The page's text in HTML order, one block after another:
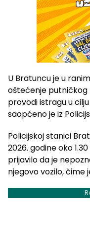
U Bratuncu je u
oštećenje putničkog
provodi istragu u
saopćeno je iz
Policijskoj stanici
2026. godine oko
prijavilo da je
njegovo vozilo,